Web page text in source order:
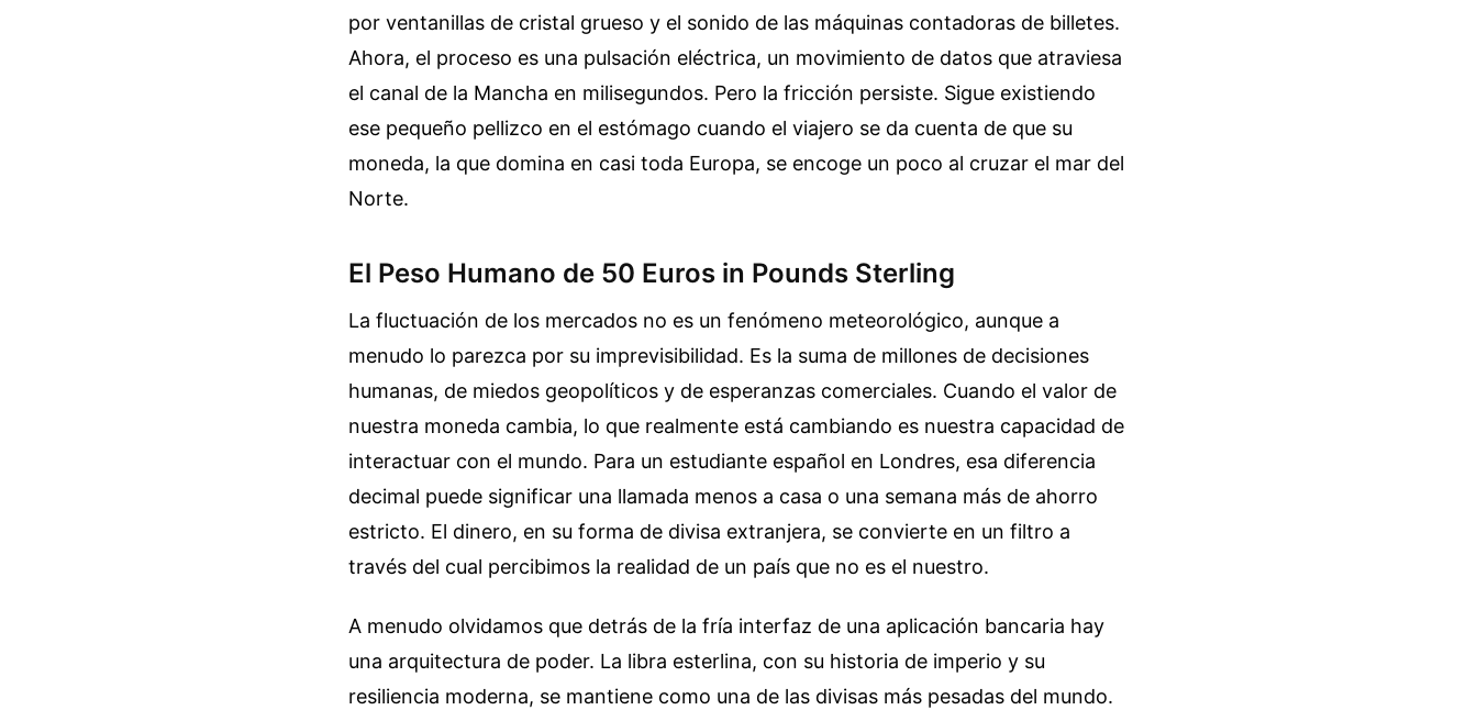
por ventanillas de cristal grueso y el sonido de las máquinas contadoras de billetes.
Ahora, el proceso es una pulsación eléctrica, un movimiento de datos que atraviesa
el canal de la Mancha en milisegundos. Pero la fricción persiste. Sigue existiendo
ese pequeño pellizco en el estómago cuando el viajero se da cuenta de que su
moneda, la que domina en casi toda Europa, se encoge un poco al cruzar el mar del
Norte.
El Peso Humano de 50 Euros in Pounds Sterling
La fluctuación de los mercados no es un fenómeno meteorológico, aunque a
menudo lo parezca por su imprevisibilidad. Es la suma de millones de decisiones
humanas, de miedos geopolíticos y de esperanzas comerciales. Cuando el valor de
nuestra moneda cambia, lo que realmente está cambiando es nuestra capacidad de
interactuar con el mundo. Para un estudiante español en Londres, esa diferencia
decimal puede significar una llamada menos a casa o una semana más de ahorro
estricto. El dinero, en su forma de divisa extranjera, se convierte en un filtro a
través del cual percibimos la realidad de un país que no es el nuestro.
A menudo olvidamos que detrás de la fría interfaz de una aplicación bancaria hay
una arquitectura de poder. La libra esterlina, con su historia de imperio y su
resiliencia moderna, se mantiene como una de las divisas más pesadas del mundo.